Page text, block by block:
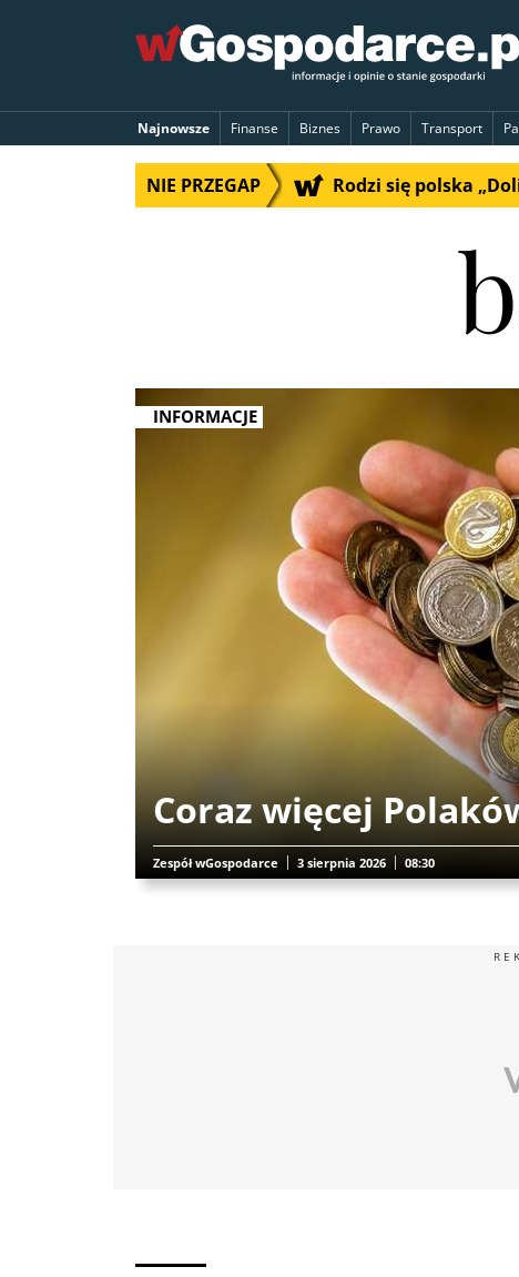
Najnowsze Finanse Biznes Prawo Transport
NIE PRZEGAP Rodzi się polska
INFORMACJE
Coraz więcej
Zespół wGospodarce 3 sierpnia 2026 08:30